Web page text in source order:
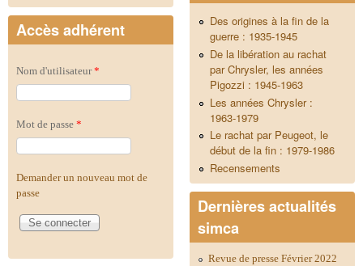
Accès adhérent
Nom d'utilisateur*
Mot de passe *
Demander un nouveau mot de
passe
Des origines à la fin de la
guerre : 1935-1945
De la libération au rachat
par Chrysler, les années
Pigozzi : 1945-1963
Les années Chrysler :
1963-1979
Le rachat par Peugeot, le
début de la fin : 1979-1986
Recensements
Dernières actualités
simca
Revue de presse Février 2022